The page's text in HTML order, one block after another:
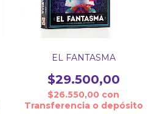
EL FANTASMA
$29.500,00
$26.550,00 con
Transferencia o depósito